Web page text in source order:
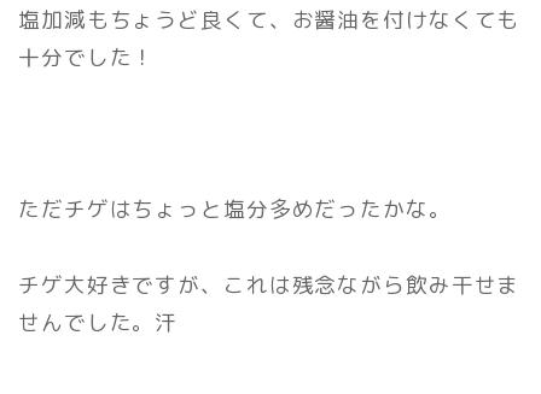
塩加減もちょうど良くて、お醤油を付けなくても
十分でした！
ただチゲはちょっと塩分多めだったかな。
チゲ大好きですが、これは残念ながら飲み干せま
せんでした。汗